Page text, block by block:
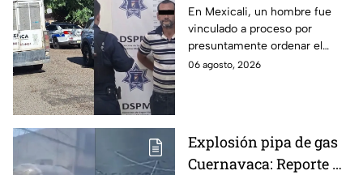
a su hermana con
discapacidad en
Mexicali, BC
En Mexicali, un hombre fue
vinculado a proceso por
presuntamente ordenar el
ataque de 16 perros contra su
06 agosto, 2026
Explosión pipa de gas
Cuernavaca: Reporte de